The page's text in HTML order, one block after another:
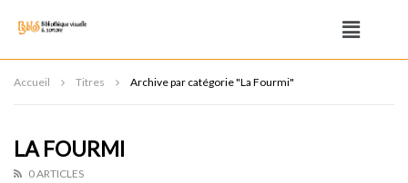
Accueil Titres Archive par catégorie "La Fourmi"
LA FOURMI
0 ARTICLES